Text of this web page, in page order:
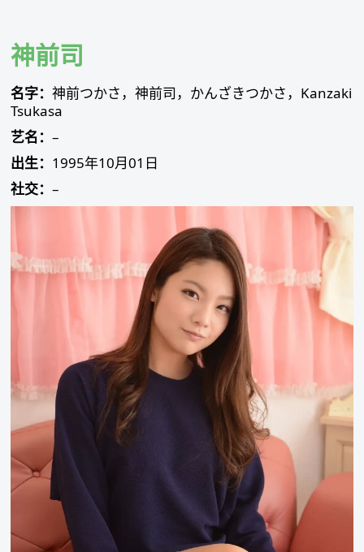
content
神前司
名字：神前つかさ，神前司，かんざきつかさ，Kanzaki
Tsukasa
艺名：–
出生： 1995年10月01日
社交：–